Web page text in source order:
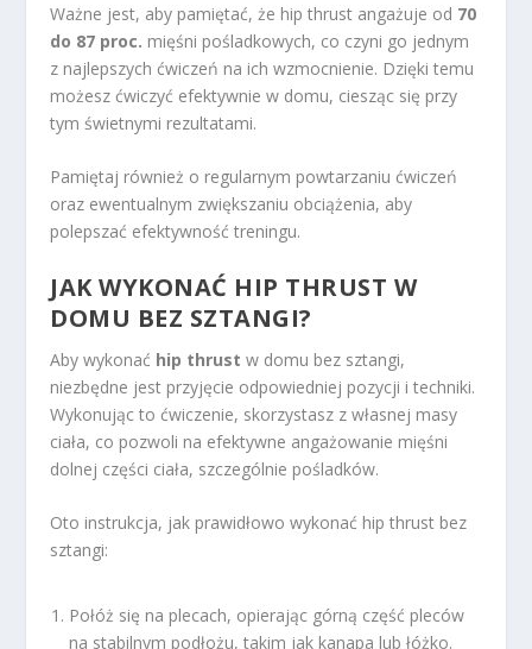
Ważne jest, aby pamiętać, że hip thrust angażuje od 70
do 87 proc. mięśni pośladkowych, co czyni go jednym
z najlepszych ćwiczeń na ich wzmocnienie. Dzięki temu
możesz ćwiczyć efektywnie w domu, ciesząc się przy
tym świetnymi rezultatami.
Pamiętaj również o regularnym powtarzaniu ćwiczeń
oraz ewentualnym zwiększaniu obciążenia, aby
polepszać efektywność treningu.
JAK WYKONAĆ HIP THRUST W
DOMU BEZ SZTANGI?
Aby wykonać hip thrust w domu bez sztangi,
niezbędne jest przyjęcie odpowiedniej pozycji i techniki.
Wykonując to ćwiczenie, skorzystasz z własnej masy
ciała, co pozwoli na efektywne angażowanie mięśni
dolnej części ciała, szczególnie pośladków.
Oto instrukcja, jak prawidłowo wykonać hip thrust bez
sztangi:
Połóż się na plecach, opierając górną część pleców
na stabilnym podłożu, takim jak kanapa lub łóżko.